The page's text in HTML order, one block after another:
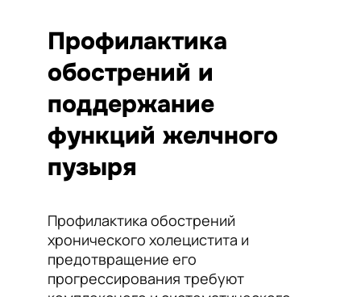
Профилактика
обострений и
поддержание
функций желчного
пузыря
Профилактика обострений
хронического холецистита и
предотвращение его
прогрессирования требуют